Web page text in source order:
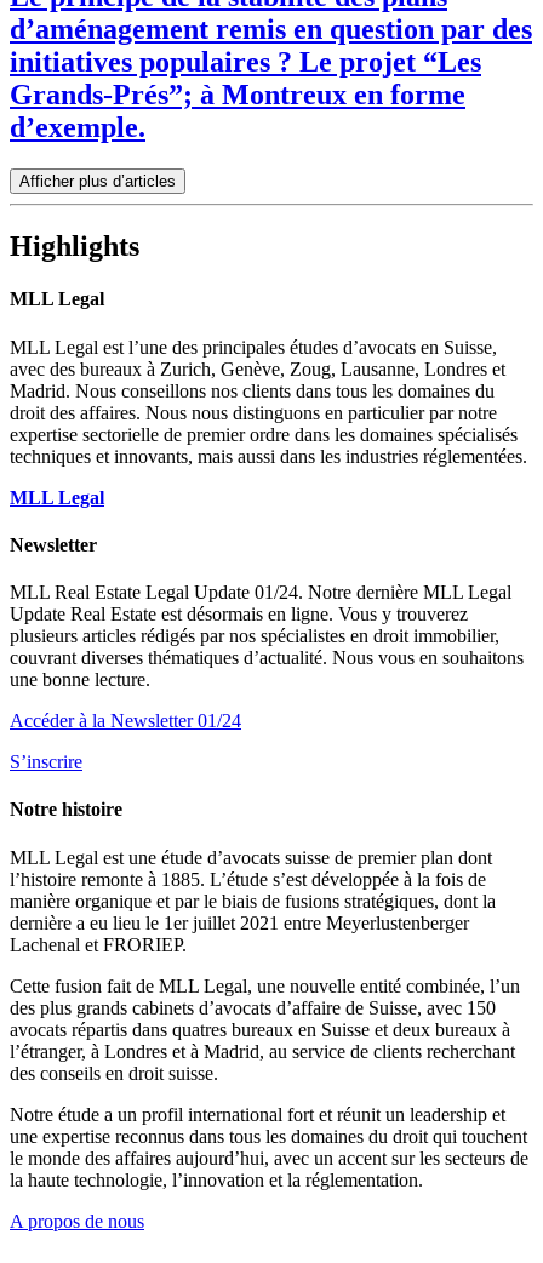
d’aménagement remis en question par des
initiatives populaires ? Le projet “Les
Grands-Prés”; à Montreux en forme
d’exemple.
Afficher plus d’articles
Highlights
MLL Legal
MLL Legal est l’une des principales études d’avocats en Suisse,
avec des bureaux à Zurich, Genève, Zoug, Lausanne, Londres et
Madrid. Nous conseillons nos clients dans tous les domaines du
droit des affaires. Nous nous distinguons en particulier par notre
expertise sectorielle de premier ordre dans les domaines spécialisés
techniques et innovants, mais aussi dans les industries réglementées.
MLL Legal
Newsletter
MLL Real Estate Legal Update 01/24. Notre dernière MLL Legal
Update Real Estate est désormais en ligne. Vous y trouverez
plusieurs articles rédigés par nos spécialistes en droit immobilier,
couvrant diverses thématiques d’actualité. Nous vous en souhaitons
une bonne lecture.
Accéder à la Newsletter 01/24
S’inscrire
Notre histoire
MLL Legal est une étude d’avocats suisse de premier plan dont
l’histoire remonte à 1885. L’étude s’est développée à la fois de
manière organique et par le biais de fusions stratégiques, dont la
dernière a eu lieu le 1er juillet 2021 entre Meyerlustenberger
Lachenal et FRORIEP.
Cette fusion fait de MLL Legal, une nouvelle entité combinée, l’un
des plus grands cabinets d’avocats d’affaire de Suisse, avec 150
avocats répartis dans quatres bureaux en Suisse et deux bureaux à
l’étranger, à Londres et à Madrid, au service de clients recherchant
des conseils en droit suisse.
Notre étude a un profil international fort et réunit un leadership et
une expertise reconnus dans tous les domaines du droit qui touchent
le monde des affaires aujourd’hui, avec un accent sur les secteurs de
la haute technologie, l’innovation et la réglementation.
A propos de nous